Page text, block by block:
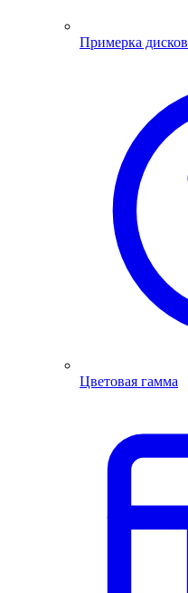
Примерка дисков
Цветовая гамма